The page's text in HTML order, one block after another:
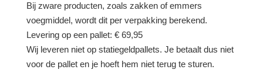
Bij zware producten, zoals zakken of emmers
voegmiddel, wordt dit per verpakking berekend.
Levering op een pallet: € 69,95
Wij leveren niet op statiegeldpallets. Je betaalt dus niet
voor de pallet en je hoeft hem niet terug te sturen.